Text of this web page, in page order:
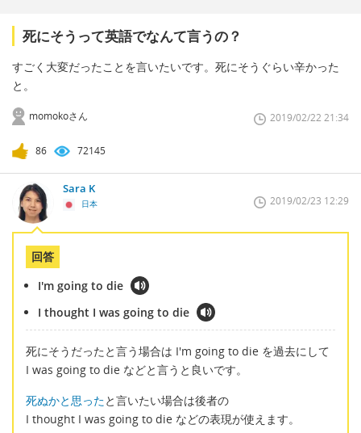
死にそうって英語でなんて言うの？
すごく大変だったことを言いたいです。死にそうぐらい辛かった
と。
momokoさん 2019/02/22 21:34
86 72145
Sara K
日本 2019/02/23 12:29
回答
I'm going to die
I thought I was going to die
死にそうだったと言う場合は I'm going to die を過去にして
I was going to die などと言うと良いです。
死ぬかと思ったと言いたい場合は後者の
I thought I was going to die などの表現が使えます。